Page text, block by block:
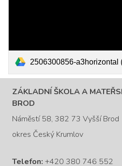
2506300856-a3horizontal
ZÁKLADNÍ ŠKOLA A
BROD
Náměstí 58, 382 73 Vyšší Brod
okres Český Krumlov
Telefon: +420 380 746 552